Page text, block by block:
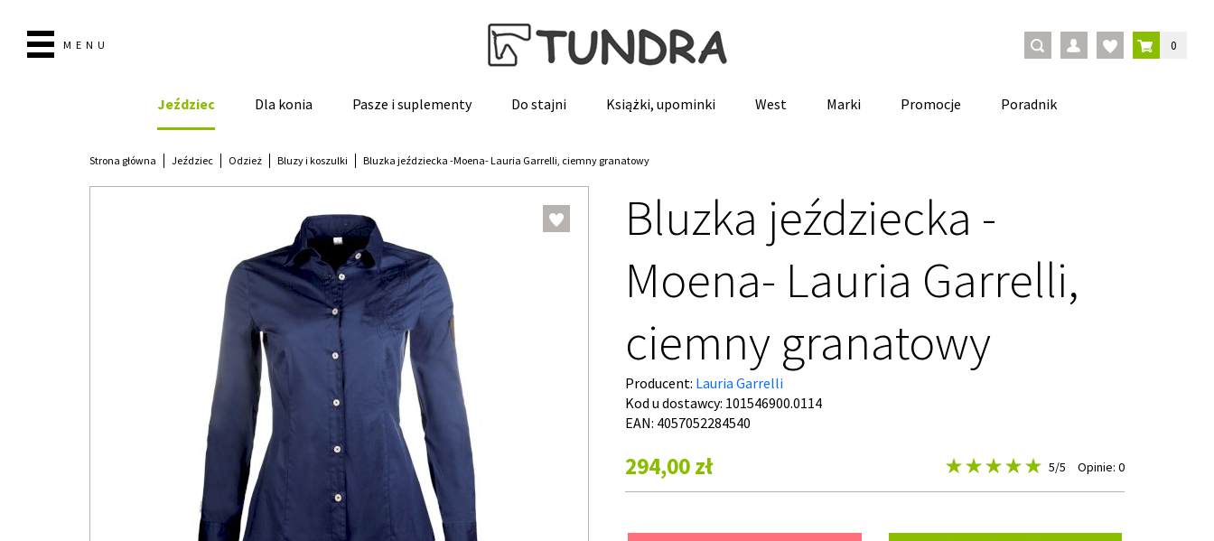
MENU 0
Jeździec Dla konia Pasze i suplementy Do stajni Książki, upominki West Marki Promocje Poradnik
Strona główna Jeździec Odzież Bluzy i koszulki Bluzka jeździecka -Moena- Lauria Garrelli, ciemny granatowy
Bluzka jeździecka -
Moena- Lauria Garrelli,
ciemny granatowy
Producent: Lauria Garrelli
Kod u dostawcy: 101546900.0114
EAN: 4057052284540
294,00 zł 5/5 Opinie: 0